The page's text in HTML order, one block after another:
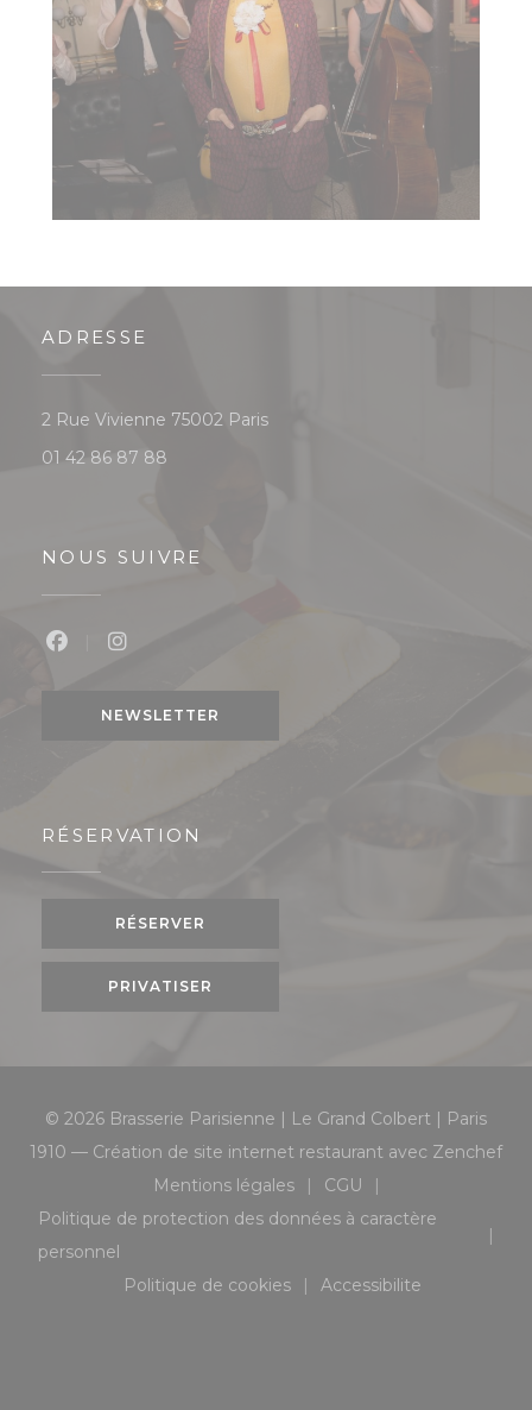
ADRESSE
2 Rue Vivienne 75002 Paris((ouvre une nouvelle fenêtre))
01 42 86 87 88
NOUS SUIVRE
NEWSLETTER
RÉSERVATION
RÉSERVER
PRIVATISER
© 2026 Brasserie Parisienne | Le Grand Colbert | Paris
1910 — Création de site internet restaurant avec Zenchef
Mentions légales
((ouvre une nouvelle fenêtre))
CGU
((ouvre une
Politique de protection des données à caractère
personnel
((ouvre une nouvelle fenêtre))
Politique de cookies
((ouvre une nouvelle fenêtre))
Accessibilite